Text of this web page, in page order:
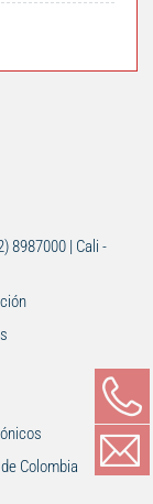
8987000 | Cali -
Colombia